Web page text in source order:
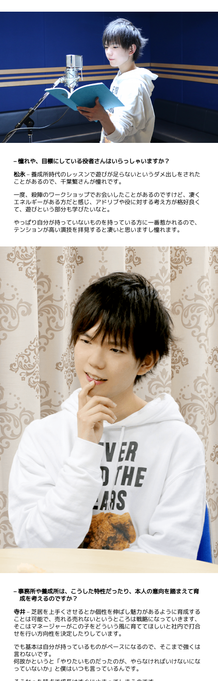
– 憧れや、目標にしている役者さんはいらっしゃいますか？
松永– 養成所時代のレッスンで遊びが足らないというダメ出しをされた
ことがあるので、千葉繁さんが憧れです。
一度、殺陣のワークショップでお会いしたことがあるのですけど、凄く
エネルギーがある方だと感じ、アドリブや役に対する考え方が格好良く
て、遊びという部分も学びたいなと。
やっぱり自分が持っていないものを持っている方に一番惹かれるので、
テンションが高い演技を拝見すると凄いと思いますし憧れます。
– 事務所や養成所は、こうした特性だったり、本人の意向を踏まえて育
成を考えるのですか？
寺井– 芝居を上手くさせるとか個性を伸ばし魅力があるように育成する
ことは可能で、売れる売れないというところは戦略になっていきます、
そこはマネージャーがこの子をどういう風に育ててほしいと社内で打合
せを行い方向性を決定したりしています。
でも基本は自分が持っているものがベースになるので、そこまで強くは
言わないです。
何故かというと「やりたいものだったのが、やらなければいけないにな
っていないか」と僕はいつも言っているんです。